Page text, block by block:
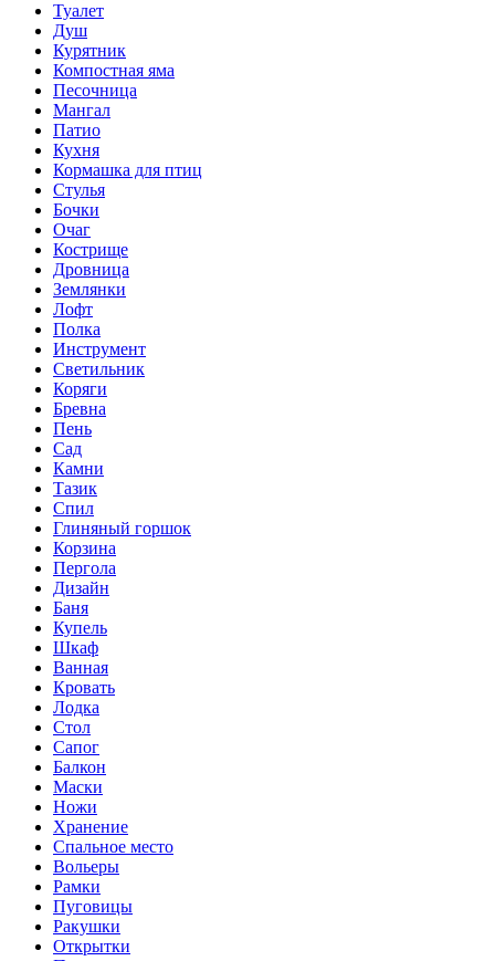
Туалет
Душ
Курятник
Компостная яма
Песочница
Мангал
Патио
Кухня
Кормашка для птиц
Стулья
Бочки
Очаг
Кострище
Дровница
Землянки
Лофт
Полка
Инструмент
Светильник
Коряги
Бревна
Пень
Сад
Камни
Тазик
Спил
Глиняный горшок
Корзина
Пергола
Дизайн
Баня
Купель
Шкаф
Ванная
Кровать
Лодка
Стол
Сапог
Балкон
Маски
Ножи
Хранение
Спальное место
Вольеры
Рамки
Пуговицы
Ракушки
Открытки